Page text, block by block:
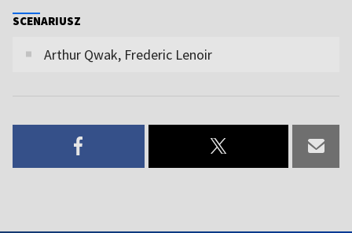
SCENARIUSZ
Arthur Qwak, Frederic Lenoir